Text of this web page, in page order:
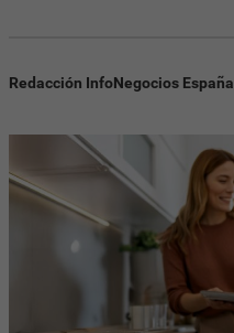
Redacción InfoNegocios España